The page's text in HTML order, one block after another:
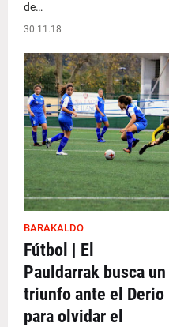
de…
30.11.18
BARAKALDO
Fútbol | El
Pauldarrak busca un
triunfo ante el Derio
para olvidar el